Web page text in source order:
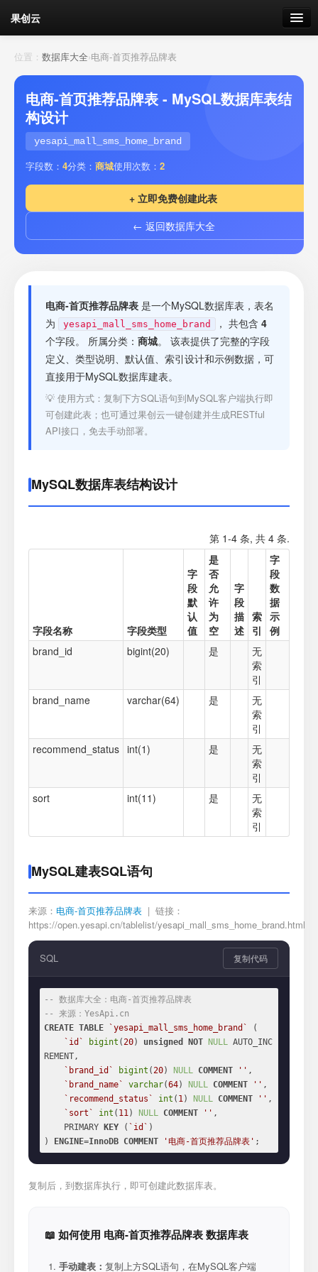
果创云
数据表单
API接口
云存储
流量 剩余接口流量
套餐
接口测试
位置： 数据库大全›电商-首页推荐品牌表
电商-首页推荐品牌表 - MySQL数据库表结
构设计
yesapi_mall_sms_home_brand
字段数： 4分类： 商城使用次数： 2
+ 立即免费创建此表
← 返回数据库大全
电商-首页推荐品牌表 是一个MySQL数据库表，表名
为
yesapi_mall_sms_home_brand ， 共包含 4
个字段。 所属分类： 商城。 该表提供了完整的字段
定义、类型说明、默认值、索引设计和示例数据，可
直接用于MySQL数据库建表。
💡 使用方式：复制下方SQL语句到MySQL客户端执行即
可创建此表；也可通过果创云一键创建并生成RESTful
API接口，免去手动部署。
MySQL数据库表结构设计
第 1-4 条, 共 4 条.
字段名称 字段类型
字
段
默
认
值
是
否
允
许
为
空
字
段
描
述
索
引
字
段
数
据
示
例
brand_id
bigint(20) 是
无
索
引
brand_name
varchar(64) 是
无
索
引
recommend_status int(1) 是
无
索
引
sort
int(11) 是
无
索
引
MySQL建表SQL语句
来源： 电商-首页推荐品牌表 | 链接：
https://open.yesapi.cn/tablelist/yesapi_mall_sms_home_brand.html
SQL 复制代码
-- 数据库大全：电商-首页推荐品牌表
-- 来源：YesApi.cn
CREATE TABLE `yesapi_mall_sms_home_brand`
(
`id`
bigint (20) unsigned NOT NULL AUTO_INC
REMENT,
`brand_id`
bigint (20) NULL COMMENT '' ,
`brand_name`
varchar(64) NULL COMMENT '' ,
`recommend_status`
int ( 1) NULL COMMENT '' ,
`sort`
int ( 11) NULL COMMENT '' ,
    PRIMARY
KEY ( `id` )
)
ENGINE=InnoDB COMMENT '电商-首页推荐品牌表' ;
复制后，到数据库执行，即可创建此数据库表。
📖 如何使用 电商-首页推荐品牌表 数据库表
手动建表： 复制上方SQL语句，在MySQL客户端